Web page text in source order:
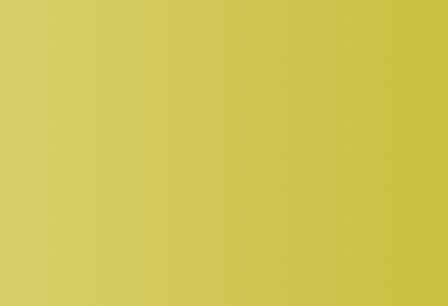
bei Facebook
bei Youtube